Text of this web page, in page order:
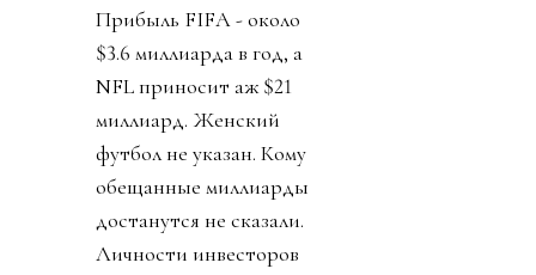
Прибыль FIFA - около
$3.6 миллиарда в год, а
NFL приносит аж $21
миллиард. Женский
футбол не указан. Кому
обещанные миллиарды
достанутся не сказали.
Личности инвесторов